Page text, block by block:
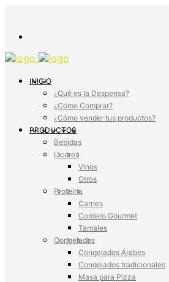
INICIO
¿Qué es la Despensa?
¿Cómo Comprar?
¿Cómo vender tus productos?
PRODUCTOS
Bebidas
Licores
Vinos
Otros
Proteína
Carnes
Cordero Gourmet
Tamales
Congelados
Congelados Árabes
Congelados tradicionales
Masa para Pizza